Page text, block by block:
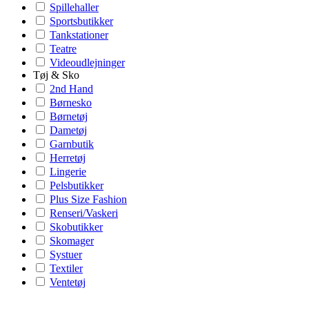
Spillehaller
Sportsbutikker
Tankstationer
Teatre
Videoudlejninger
Tøj & Sko
2nd Hand
Børnesko
Børnetøj
Dametøj
Garnbutik
Herretøj
Lingerie
Pelsbutikker
Plus Size Fashion
Renseri/Vaskeri
Skobutikker
Skomager
Systuer
Textiler
Ventetøj